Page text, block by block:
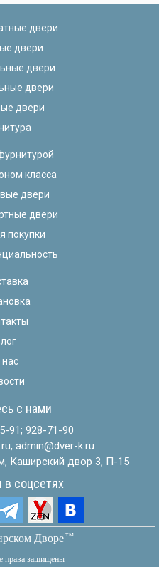
двери
двери
двери
двери
двери
класса
двери
двери
покупки
с нами
91; 928-71-90
admin@dver-k.ru
Каширский двор 3, П-15
соцсетях
Дворетм
права защищены